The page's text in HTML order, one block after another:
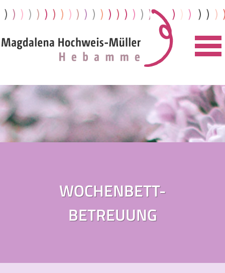
WOCHENBETT-
BETREUUNG